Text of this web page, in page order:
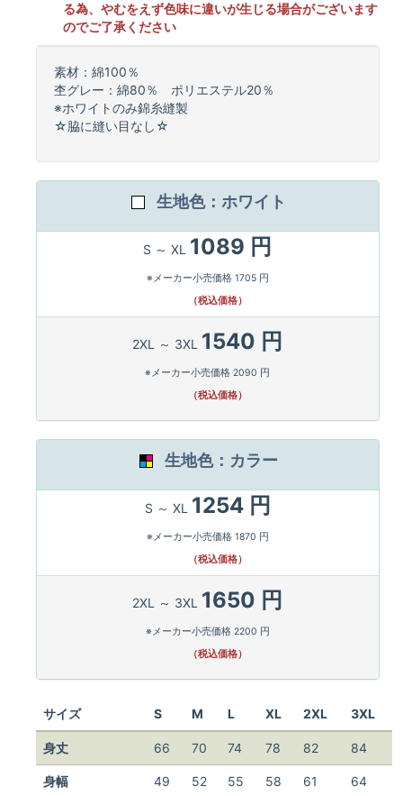
る為、やむをえず色味に違いが生じる場合がございます
のでご了承ください
素材：綿100％
杢グレー：綿80％ ポリエステル20％
※ホワイトのみ錦糸縫製
☆脇に縫い目なし☆
生地色：ホワイト
S ～ XL 1089 円
※メーカー小売価格 1705 円
（税込価格）
2XL ～ 3XL 1540 円
※メーカー小売価格 2090 円
（税込価格）
生地色：カラー
S ～ XL 1254 円
※メーカー小売価格 1870 円
（税込価格）
2XL ～ 3XL 1650 円
※メーカー小売価格 2200 円
（税込価格）
サイズ S M L XL 2XL 3XL
身丈 66 70 74 78 82 84
身幅 49 52 55 58 61 64